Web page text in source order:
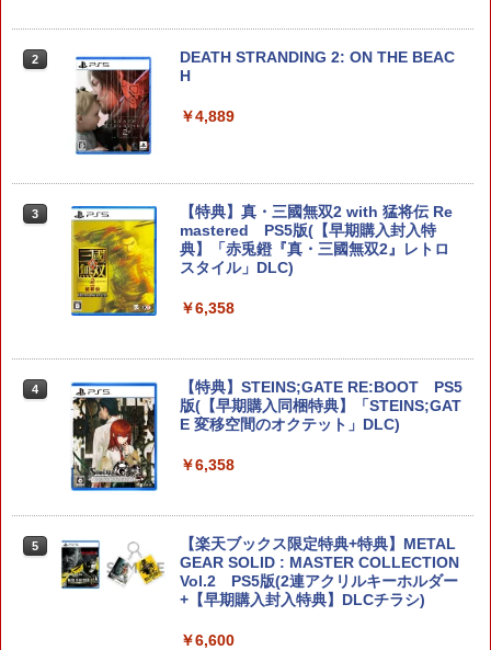
ぽこ あ ポケモン
￥7,880
【楽天ブックス限定特典】ドンキーコン
グ バナンザ(「スーパーマリオ」ステッ
カー2種)
￥7,902
4
【レビュー特典あり】switch2専用ケー
ス グラデーションカラー/13色展開 スイ
ッチ2モデル用 スリムケース ぴったり収
グケース 全面保護型 ゲームカード12枚
￥1,980
[Switch 2] PRAGMATA（ダウンロード
2
DEATH STRANDING 2: ON THE BEAC
H
￥4,889
3
【特典】真・三國無双2 with 猛将伝 Re
mastered PS5版(【早期購入封入特
典】「赤兎鐙『真・三國無双2』レトロ
スタイル」DLC)
￥6,358
4
【特典】STEINS;GATE RE:BOOT PS5
版(【早期購入同梱特典】「STEINS;GAT
E 変移空間のオクテット」DLC)
￥6,358
5
【楽天ブックス限定特典+特典】METAL
GEAR SOLID : MASTER COLLECTION
Vol.2 PS5版(2連アクリルキーホルダー
+【早期購入封入特典】DLCチラシ)
￥6,600